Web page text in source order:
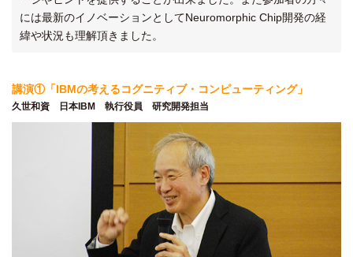
には最新のイノベーションとしてNeuromorphic Chip開発の経
緯や状況も理解頂きました。
講演①「IBMの考えるコグニティブ・コンピューティング」
久世和資 日本IBM 執行役員 研究開発担当